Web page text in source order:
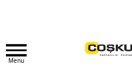
Menu